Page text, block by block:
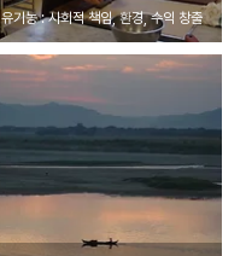
유기농 : 사회적 책임, 환경, 수익 창출